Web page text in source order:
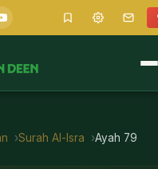
Surah Al-Isra Ayah 79